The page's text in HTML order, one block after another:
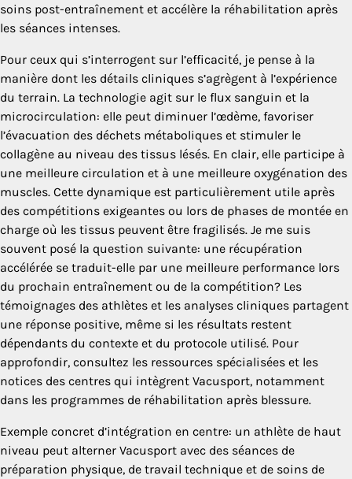
soins post-entraînement et accélère la réhabilitation après
les séances intenses.
Pour ceux qui s’interrogent sur l’efficacité, je pense à la
manière dont les détails cliniques s’agrègent à l’expérience
du terrain. La technologie agit sur le flux sanguin et la
microcirculation: elle peut diminuer l’œdème, favoriser
l’évacuation des déchets métaboliques et stimuler le
collagène au niveau des tissus lésés. En clair, elle participe à
une meilleure circulation et à une meilleure oxygénation des
muscles. Cette dynamique est particulièrement utile après
des compétitions exigeantes ou lors de phases de montée en
charge où les tissus peuvent être fragilisés. Je me suis
souvent posé la question suivante: une récupération
accélérée se traduit-elle par une meilleure performance lors
du prochain entraînement ou de la compétition? Les
témoignages des athlètes et les analyses cliniques partagent
une réponse positive, même si les résultats restent
dépendants du contexte et du protocole utilisé. Pour
approfondir, consultez les ressources spécialisées et les
notices des centres qui intègrent Vacusport, notamment
dans les programmes de réhabilitation après blessure.
Exemple concret d’intégration en centre: un athlète de haut
niveau peut alterner Vacusport avec des séances de
préparation physique, de travail technique et de soins de